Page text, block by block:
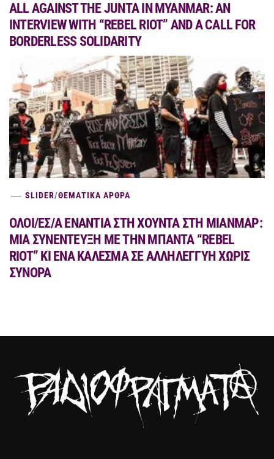
ALL AGAINST THE JUNTA IN MYANMAR: AN
INTERVIEW WITH “REBEL RIOT” AND A CALL FOR
BORDERLESS SOLIDARITY
SLIDER/ΘΕΜΑΤΙΚΑ ΑΡΘΡΑ
ΟΛΟΙ/ΕΣ/Α ΕΝΑΝΤΙΑ ΣΤΗ ΧΟΥΝΤΑ ΣΤΗ ΜΙΑΝΜΑΡ:
MIA ΣΥΝΕΝΤΕΥΞΗ ΜΕ ΤΗΝ ΜΠΑΝΤΑ “REBEL
RIOT” ΚΙ ΕΝΑ ΚΑΛΕΣΜΑ ΣΕ ΑΛΛΗΛΕΓΓΥΗ ΧΩΡΙΣ
ΣΥΝΟΡΑ